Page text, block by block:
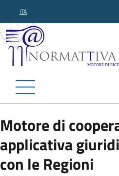
ITA
Normattiva
Motore di
applicativa
con le Regioni